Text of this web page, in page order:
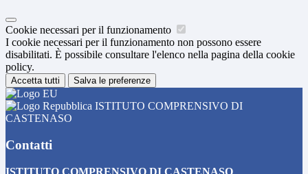
Cookie necessari per il funzionamento
I cookie necessari per il funzionamento non possono essere
disabilitati. È possibile consultare l'elenco nella pagina della cookie
policy.
Accetta tutti Salva le preferenze
ISTITUTO COMPRENSIVO DI
CASTENASO
Contatti
ISTITUTO COMPRENSIVO DI CASTENASO